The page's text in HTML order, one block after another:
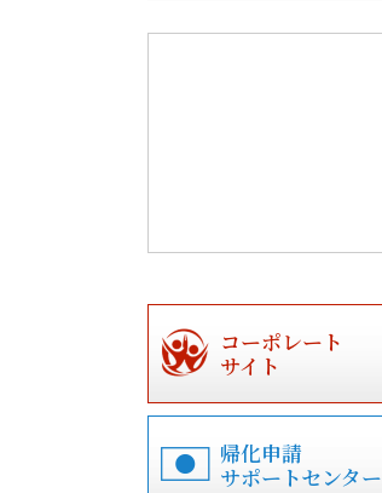
コーポレート
サイト
帰化申請
サポートセンター